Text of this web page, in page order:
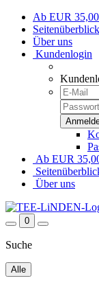
Ab EUR
Seitenüberblick
Über uns
Kundenlogin
Ab EUR
Über uns
0
Suche
Alle